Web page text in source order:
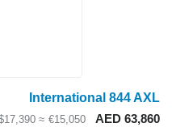
International 844
AED
€15,050
≈ $17,390